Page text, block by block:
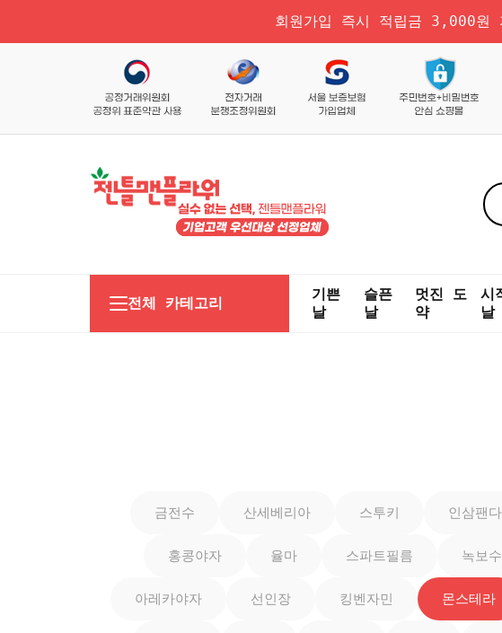
회원가입 즉시 적립금 3,000원
전체 카테고리
기쁜
날
슬픈
날
멋진 도
약
시
날
금전수 산세베리아 스투키 인삼팬다
홍콩야자 율마 스파트필름 녹보수
아레카야자 선인장 킹벤자민 몬스테라